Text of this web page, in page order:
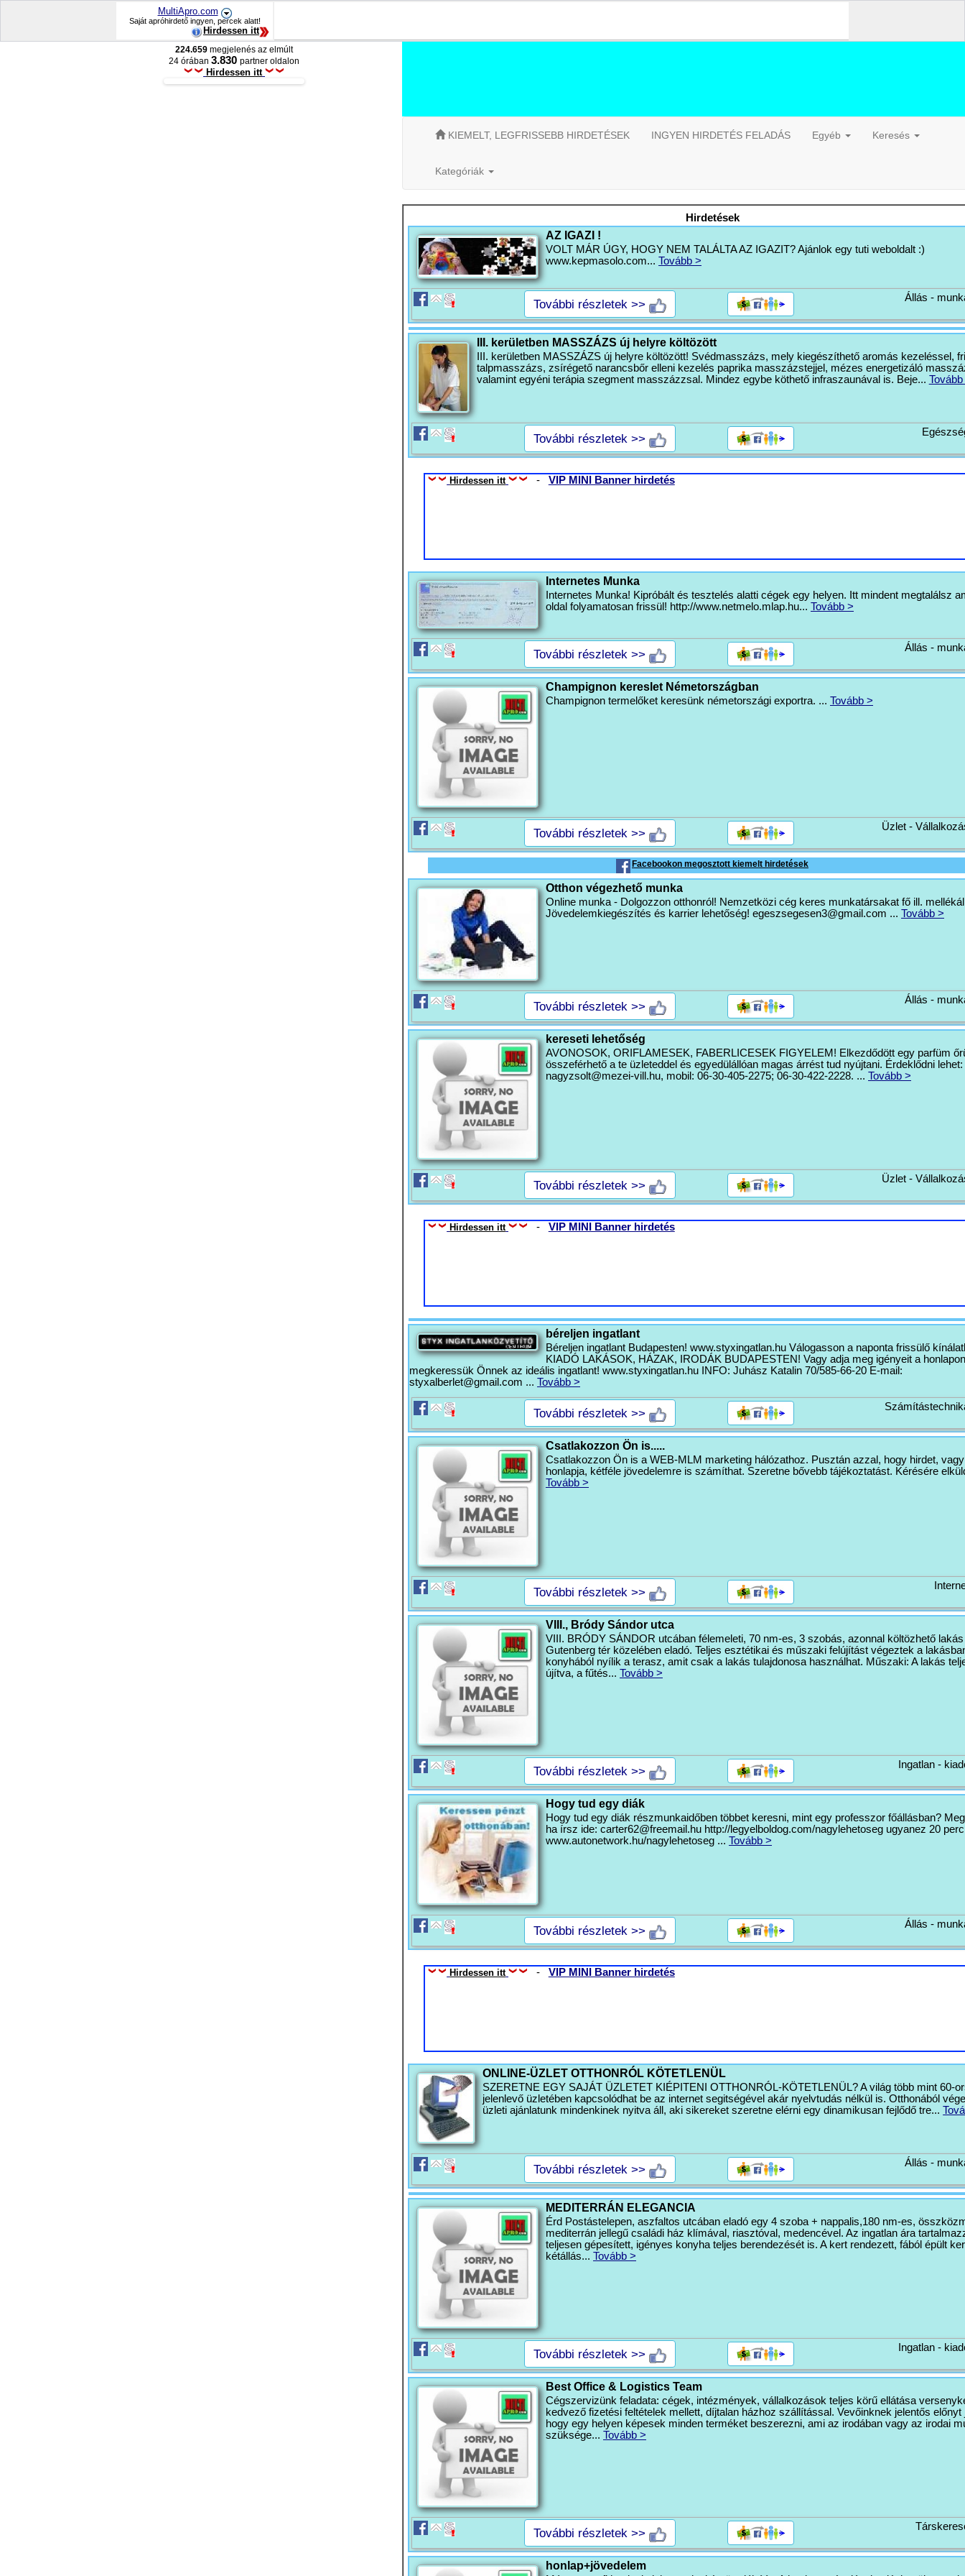
MultiApro.com
Saját apróhirdető ingyen, percek alatt!
Hirdessen itt
KIEMELT, LEGFRISSEBB HIRDETÉSEK INGYEN HIRDETÉS FELADÁS Egyéb Keresés
Kategóriák
Hirdetések
AZ IGAZI !
VOLT MÁR ÚGY, HOGY NEM TALÁLTA AZ IGAZIT? Ajánlok egy tuti weboldalt :)
www.kepmasolo.com... Tovább >
További részletek >> Állás -
III. kerületben MASSZÁZS új helyre költözött
III. kerületben MASSZÁZS új helyre költözött! Svédmasszázs, mely kiegészíthető aromás kezeléssel,
talpmasszázs, zsírégető narancsbőr elleni kezelés paprika masszázstejjel, mézes energetizáló
valamint egyéni terápia szegment masszázzsal. Mindez egybe köthető infraszaunával is. Beje... Tovább
További részletek >>
Hirdessen itt - VIP MINI Banner hirdetés
Internetes Munka
Internetes Munka! Kipróbált és tesztelés alatti cégek egy helyen. Itt mindent megtalálsz
oldal folyamatosan frissül! http://www.netmelo.mlap.hu... Tovább >
További részletek >> Állás -
Champignon kereslet Németországban
Champignon termelőket keresünk németországi exportra. ... Tovább >
További részletek >> Üzlet -
Facebookon megosztott kiemelt hirdetések
Otthon végezhető munka
Online munka - Dolgozzon otthonról! Nemzetközi cég keres munkatársakat fő ill.
Jövedelemkiegészítés és karrier lehetőség! egeszsegesen3@gmail.com ... Tovább >
További részletek >> Állás -
kereseti lehetőség
AVONOSOK, ORIFLAMESEK, FABERLICESEK FIGYELEM! Elkezdődött egy parfüm
összeférhető a te üzleteddel és egyedülállóan magas árrést tud nyújtani. Érdeklődni lehet:
nagyzsolt@mezei-vill.hu, mobil: 06-30-405-2275; 06-30-422-2228. ... Tovább >
További részletek >> Üzlet -
Hirdessen itt - VIP MINI Banner hirdetés
béreljen ingatlant
Béreljen ingatlant Budapesten! www.styxingatlan.hu Válogasson a naponta frissülő
KIADÓ LAKÁSOK, HÁZAK, IRODÁK BUDAPESTEN! Vagy adja meg igényeit a
megkeressük Önnek az ideális ingatlant! www.styxingatlan.hu INFO: Juhász Katalin 70/585-66-20 E-mail:
styxalberlet@gmail.com ... Tovább >
További részletek >>
Csatlakozzon Ön is.....
Csatlakozzon Ön is a WEB-MLM marketing hálózathoz. Pusztán azzal, hogy hirdet,
honlapja, kétféle jövedelemre is számíthat. Szeretne bővebb tájékoztatást. Kérésére
Tovább >
További részletek >>
VIII., Bródy Sándor utca
VIII. BRÓDY SÁNDOR utcában félemeleti, 70 nm-es, 3 szobás, azonnal költözhető
Gutenberg tér közelében eladó. Teljes esztétikai és műszaki felújítást végeztek a
konyhából nyílik a terasz, amit csak a lakás tulajdonosa használhat. Műszaki: A lakás
újítva, a fűtés... Tovább >
További részletek >> Ingatlan -
Hogy tud egy diák
Hogy tud egy diák részmunkaidőben többet keresni, mint egy professzor főállásban?
ha írsz ide: carter62@freemail.hu http://legyelboldog.com/nagylehetoseg ugyanez 20
www.autonetwork.hu/nagylehetoseg ... Tovább >
További részletek >> Állás -
Hirdessen itt - VIP MINI Banner hirdetés
ONLINE-ÜZLET OTTHONRÓL KÖTETLENÜL
SZERETNE EGY SAJÁT ÜZLETET KIÉPITENI OTTHONRÓL-KÖTETLENÜL? A világ több mint 60-
jelenlevő üzletében kapcsolódhat be az internet segitségével akár nyelvtudás nélkül is. Otthonából
üzleti ajánlatunk mindenkinek nyitva áll, aki sikereket szeretne elérni egy dinamikusan fejlődő tre...
További részletek >> Állás -
MEDITERRÁN ELEGANCIA
Érd Postástelepen, aszfaltos utcában eladó egy 4 szoba + nappalis,180 nm-es,
mediterrán jellegű családi ház klímával, riasztóval, medencével. Az ingatlan ára
teljesen gépesített, igényes konyha teljes berendezését is. A kert rendezett, fából épült
kétállás... Tovább >
További részletek >> Ingatlan -
Best Office & Logistics Team
Cégszervizünk feladata: cégek, intézmények, vállalkozások teljes körű ellátása
kedvező fizetési feltételek mellett, díjtalan házhoz szállítással. Vevőinknek jelentős előnyt
hogy egy helyen képesek minden terméket beszerezni, ami az irodában vagy az irodai
szüksége... Tovább >
További részletek >>
honlap+jövedelem
224.659 megjelenés az elmúlt
24 órában 3.830 partner oldalon
Hirdessen itt